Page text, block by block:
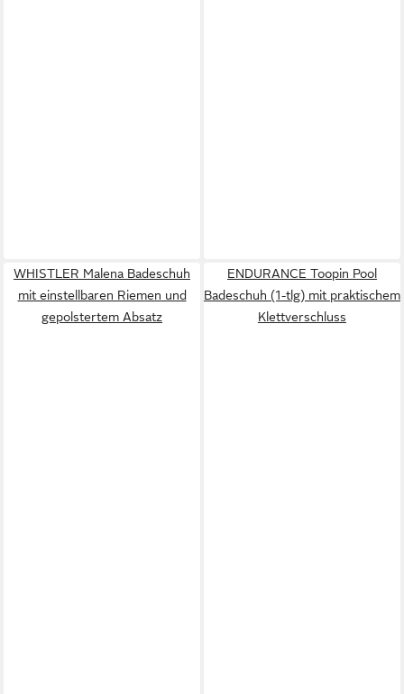
WHISTLER Malena Badeschuh
mit einstellbaren Riemen und
gepolstertem Absatz
ENDURANCE Toopin Pool
Badeschuh (1-tlg) mit praktischem
Klettverschluss